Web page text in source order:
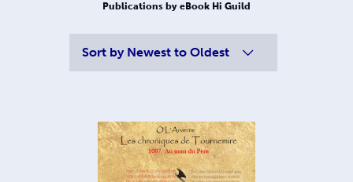
Publications by eBook Hi Guild
Sort by Newest to Oldest